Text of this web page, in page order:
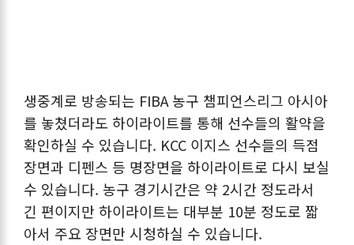
생중계로 방송되는 FIBA 농구 챔피언스리그 아시아
를 놓쳤더라도 하이라이트를 통해 선수들의 활약을
확인하실 수 있습니다. KCC 이지스 선수들의 득점
장면과 디펜스 등 명장면을 하이라이트로 다시 보실
수 있습니다. 농구 경기시간은 약 2시간 정도라서
긴 편이지만 하이라이트는 대부분 10분 정도로 짧
아서 주요 장면만 시청하실 수 있습니다.